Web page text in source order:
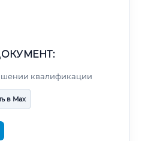
квалификации
в Max